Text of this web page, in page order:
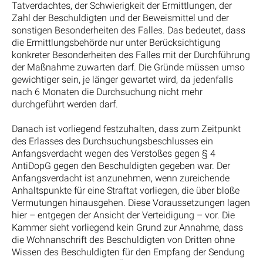
Tatverdachtes, der Schwierigkeit der Ermittlungen, der
Zahl der Beschuldigten und der Beweismittel und der
sonstigen Besonderheiten des Falles. Das bedeutet, dass
die Ermittlungsbehörde nur unter Berücksichtigung
konkreter Besonderheiten des Falles mit der Durchführung
der Maßnahme zuwarten darf. Die Gründe müssen umso
gewichtiger sein, je länger gewartet wird, da jedenfalls
nach 6 Monaten die Durchsuchung nicht mehr
durchgeführt werden darf.
Danach ist vorliegend festzuhalten, dass zum Zeitpunkt
des Erlasses des Durchsuchungsbeschlusses ein
Anfangsverdacht wegen des Verstoßes gegen § 4
AntiDopG gegen den Beschuldigten gegeben war. Der
Anfangsverdacht ist anzunehmen, wenn zureichende
Anhaltspunkte für eine Straftat vorliegen, die über bloße
Vermutungen hinausgehen. Diese Voraussetzungen lagen
hier – entgegen der Ansicht der Verteidigung – vor. Die
Kammer sieht vorliegend kein Grund zur Annahme, dass
die Wohnanschrift des Beschuldigten von Dritten ohne
Wissen des Beschuldigten für den Empfang der Sendung